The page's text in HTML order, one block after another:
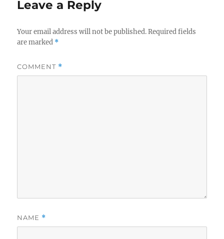
Leave a Reply
Your email address will not be published. Required fields
are marked *
COMMENT *
NAME *